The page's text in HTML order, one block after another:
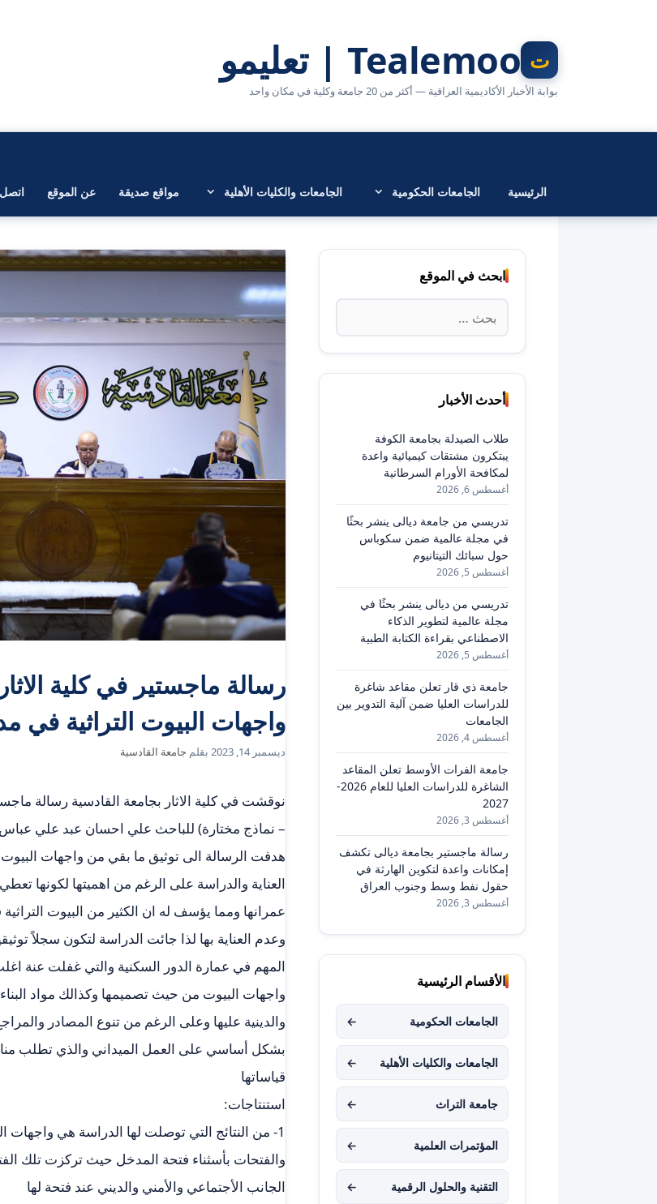
Tealemoo | تعليمو
بوابة الأخبار الأكاديمية العراقية — أكثر من 20 جامعة وكلية في مكان واحد
الرئيسية الجامعات الحكومية الجامعات والكليات الأهلية مواقع صديقة عن الموقع اتصل
رسالة ماجستير في كلية
واجهات البيوت التراثية في
ديسمبر 14, 2023 بقلم جامعة القادسية
نوقشت في كلية الاثار بجامعة القادسية رسالة
– نماذج مختارة) للباحث علي احسان عبد علي
هدفت الرسالة الى توثيق ما بقي من واجهات
العناية والدراسة على الرغم من اهميتها لكونها
عمرانها ومما يؤسف له ان الكثير من البيوت
وعدم العناية بها لذا جائت الدراسة لتكون سجلاً
المهم في عمارة الدور السكنية والتي غفلت عنة
واجهات البيوت من حيث تصميمها وكذالك مواد البناء
والدينية عليها وعلى الرغم من تنوع المصادر
بشكل أساسي على العمل الميداني والذي تطلب منا
قياساتها
استنتاجات:
1- من النتائج التي توصلت لها الدراسة هي واجهات
والفتحات بأسثناء فتحة المدخل حيث تركزت تلك
الجانب الأجتماعي والأمني والديني عند فتحة لها
ابحث في الموقع
البحث
عن:
أحدث الأخبار
طلاب الصيدلة بجامعة الكوفة
يبتكرون مشتقات كيميائية واعدة
لمكافحة الأورام السرطانية
أغسطس 6, 2026
تدريسي من جامعة ديالى ينشر بحثًا
في مجلة عالمية ضمن سكوباس
حول سبائك التيتانيوم
أغسطس 5, 2026
تدريسي من ديالى ينشر بحثًا في
مجلة عالمية لتطوير الذكاء
الاصطناعي بقراءة الكتابة الطبية
أغسطس 5, 2026
جامعة ذي قار تعلن مقاعد شاغرة
للدراسات العليا ضمن آلية التدوير بين
الجامعات
أغسطس 4, 2026
جامعة الفرات الأوسط تعلن المقاعد
الشاغرة للدراسات العليا للعام 2026-
2027
أغسطس 3, 2026
رسالة ماجستير بجامعة ديالى تكشف
إمكانات واعدة لتكوين الهارثة في
حقول نفط وسط وجنوب العراق
أغسطس 3, 2026
الأقسام الرئيسية
الجامعات الحكومية ←
الجامعات والكليات الأهلية ←
جامعة التراث ←
المؤتمرات العلمية ←
التقنية والحلول الرقمية ←